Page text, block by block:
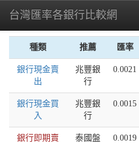
台灣匯率各銀行比較網
種類 推薦 匯率
銀行現金賣
出
兆豐銀
行
0.0021
銀行現金買
入
兆豐銀
行
0.0015
銀行即期賣
泰國盤
0.0019